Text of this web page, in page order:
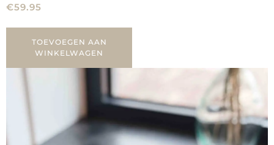
€59.95
TOEVOEGEN AAN
WINKELWAGEN